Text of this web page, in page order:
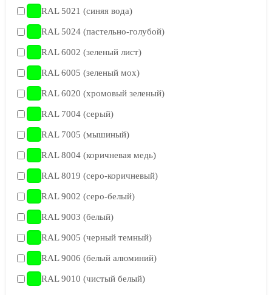
RAL 5021 (синяя вода)
RAL 5024 (пастельно-голубой)
RAL 6002 (зеленый лист)
RAL 6005 (зеленый мох)
RAL 6020 (хромовый зеленый)
RAL 7004 (серый)
RAL 7005 (мышиный)
RAL 8004 (коричневая медь)
RAL 8019 (серо-коричневый)
RAL 9002 (серо-белый)
RAL 9003 (белый)
RAL 9005 (черный темный)
RAL 9006 (белый алюминий)
RAL 9010 (чистый белый)